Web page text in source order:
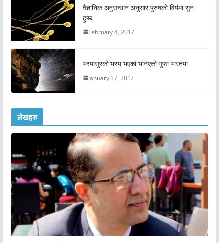
वैज्ञानिक अनुसन्धान अनुसार पुरुषको विर्यमा सुन
हुन्छ
February 4, 2017
भस्मासुरको भस्म भएको भनिएको गुफा भारतमा
January 17, 2017
लेखहरु